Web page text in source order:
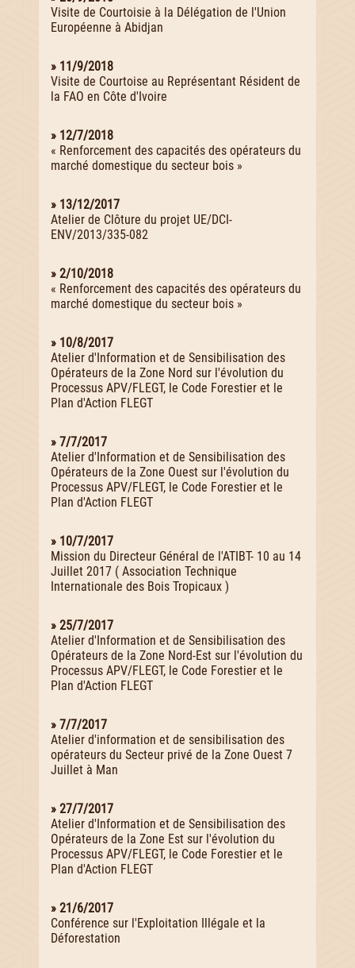
Visite de Courtoisie à la Délégation de l'Union
Européenne à Abidjan
» 11/9/2018
Visite de Courtoise au Représentant Résident de
la FAO en Côte d'Ivoire
» 12/7/2018
« Renforcement des capacités des opérateurs du
marché domestique du secteur bois »
» 13/12/2017
Atelier de Clôture du projet UE/DCI-
ENV/2013/335-082
» 2/10/2018
« Renforcement des capacités des opérateurs du
marché domestique du secteur bois »
» 10/8/2017
Atelier d'Information et de Sensibilisation des
Opérateurs de la Zone Nord sur l'évolution du
Processus APV/FLEGT, le Code Forestier et le
Plan d'Action FLEGT
» 7/7/2017
Atelier d'Information et de Sensibilisation des
Opérateurs de la Zone Ouest sur l'évolution du
Processus APV/FLEGT, le Code Forestier et le
Plan d'Action FLEGT
» 10/7/2017
Mission du Directeur Général de l'ATIBT- 10 au 14
Juillet 2017 ( Association Technique
Internationale des Bois Tropicaux )
» 25/7/2017
Atelier d'Information et de Sensibilisation des
Opérateurs de la Zone Nord-Est sur l'évolution du
Processus APV/FLEGT, le Code Forestier et le
Plan d'Action FLEGT
» 7/7/2017
Atelier d'information et de sensibilisation des
opérateurs du Secteur privé de la Zone Ouest 7
Juillet à Man
» 27/7/2017
Atelier d'Information et de Sensibilisation des
Opérateurs de la Zone Est sur l'évolution du
Processus APV/FLEGT, le Code Forestier et le
Plan d'Action FLEGT
» 21/6/2017
Conférence sur l'Exploitation Illégale et la
Déforestation